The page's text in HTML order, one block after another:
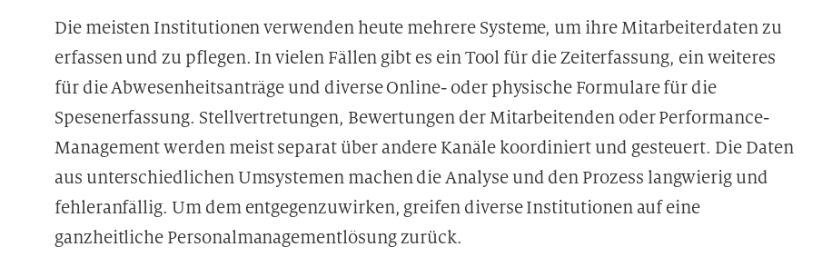
Die meisten Institutionen verwenden heute mehrere Systeme, um ihre Mitarbeiterdaten zu
erfassen und zu pflegen. In vielen Fällen gibt es ein Tool für die Zeiterfassung, ein weiteres
für die Abwesenheitsanträge und diverse Online- oder physische Formulare für die
Spesenerfassung. Stellvertretungen, Bewertungen der Mitarbeitenden oder Performance-
Management werden meist separat über andere Kanäle koordiniert und gesteuert. Die Daten
aus unterschiedlichen Umsystemen machen die Analyse und den Prozess langwierig und
fehleranfällig. Um dem entgegenzuwirken, greifen diverse Institutionen auf eine
ganzheitliche Personalmanagementlösung zurück.